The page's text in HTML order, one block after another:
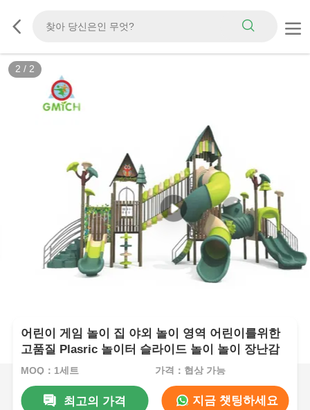
2 / 2
어린이 게임 놀이 집 야외 놀이 영역 어린이를위한
고품질 Plasric 놀이터 슬라이드 놀이 놀이 장난감
MOQ：1세트 가격：협상 가능
최고의 가격 지금 챗팅하세요